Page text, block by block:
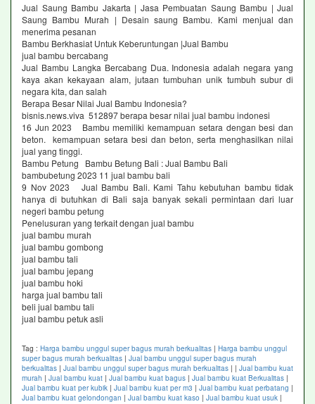
Jual Saung Bambu Jakarta | Jasa Pembuatan Saung Bambu | Jual
Saung Bambu Murah | Desain saung Bambu. Kami menjual dan
menerima pesanan
Bambu Berkhasiat Untuk Keberuntungan |Jual Bambu
jual bambu bercabang
Jual Bambu Langka Bercabang Dua. Indonesia adalah negara yang
kaya akan kekayaan alam, jutaan tumbuhan unik tumbuh subur di
negara kita, dan salah
Berapa Besar Nilai Jual Bambu Indonesia?
bisnis.news.viva 512897 berapa besar nilai jual bambu indonesi
16 Jun 2023 Bambu memiliki kemampuan setara dengan besi dan
beton. kemampuan setara besi dan beton, serta menghasilkan nilai
jual yang tinggi.
Bambu Petung Bambu Betung Bali : Jual Bambu Bali
bambubetung 2023 11 jual bambu bali
9 Nov 2023 Jual Bambu Bali. Kami Tahu kebutuhan bambu tidak
hanya di butuhkan di Bali saja banyak sekali permintaan dari luar
negeri bambu petung
Penelusuran yang terkait dengan jual bambu
jual bambu murah
jual bambu gombong
jual bambu tali
jual bambu jepang
jual bambu hoki
harga jual bambu tali
beli jual bambu tali
jual bambu petuk asli
Tag : Harga bambu unggul super bagus murah berkualitas | Harga bambu unggul
super bagus murah berkualitas | Jual bambu unggul super bagus murah
berkualitas | Jual bambu unggul super bagus murah berkualitas | | Jual bambu kuat
murah | Jual bambu kuat | Jual bambu kuat bagus | Jual bambu kuat Berkualitas |
Jual bambu kuat per kubik | Jual bambu kuat per m3 | Jual bambu kuat perbatang |
Jual bambu kuat gelondongan | Jual bambu kuat kaso | Jual bambu kuat usuk |